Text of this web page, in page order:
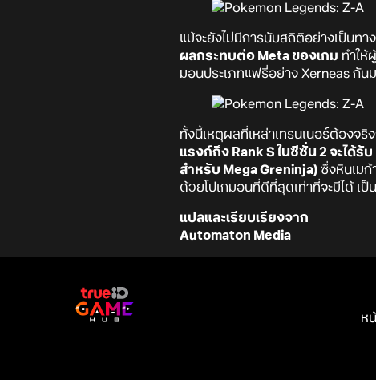
แม้จะยังไม่มีการนับสถิติอย่างเป็นทา
ผลกระทบต่อ Meta ของเกม ทำให้
มอนประเภทแฟรี่อย่าง Xerneas กัน
ทั้งนี้เหตุผลที่เหล่าเทรนเนอร์ต้องจริ
แรงก์ถึง Rank S ในซีซั่น 2 จะได้รั
สำหรับ Mega Greninja) ซึ่งหินเมก้
ด้วยโปเกมอนที่ดีที่สุดเท่าที่จะมีได้ เป็
แปลและเรียบเรียงจาก
Automaton Media
ห